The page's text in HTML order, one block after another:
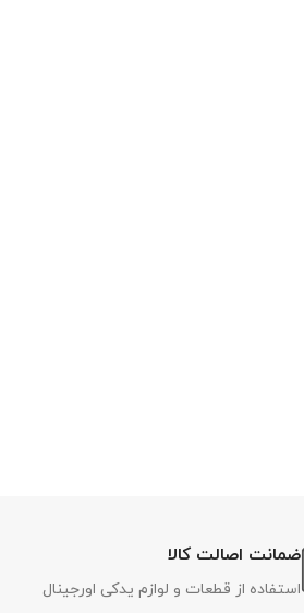
ضمانت اصالت کالا
استفاده از قطعات و لوازم یدکی اورجینال